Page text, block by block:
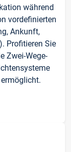
während
vordefinierten
Ankunft,
Profitieren Sie
Zwei-Wege-